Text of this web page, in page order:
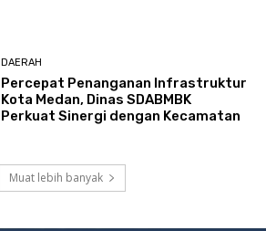
DAERAH
Percepat Penanganan Infrastruktur
Kota Medan, Dinas SDABMBK
Perkuat Sinergi dengan Kecamatan
Muat lebih banyak